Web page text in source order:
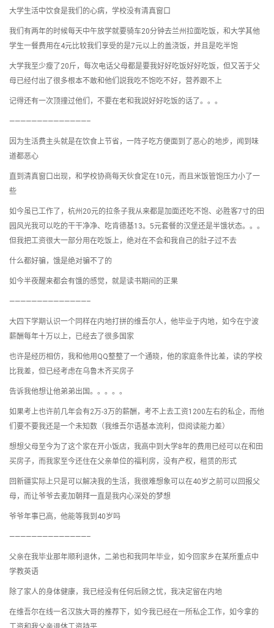
大学生活中饮食是我们的心病，学校没有清真窗口
我们有两年的时候每天中午放学就要骑车20分钟去兰州拉面吃饭，和大学其他
学生一餐费用在4元比较我们享受的是7元以上的盖浇饭，并且是吃半饱
大学我至少瘦了20斤，每次电话父母都是要我好好吃饭好好吃饭，但又苦于父
母已经付出了很多根本不敢和他们説我吃不饱吃不好，营养跟不上
记得还有一次顶撞过他们，不要在老和我説好好吃饭的话了。。。
——————————————–
因为生活费主头就是在饮食上节省，一阵子吃方便面到了恶心的地步，闻到味
道都恶心
直到清真窗口出现，和学校协商每天伙食定在10元，而且米饭管饱压力小了一
些
如今虽已工作了，杭州20元的拉条子我从来都是加面还吃不饱、必胜客7寸的田
园风光我可以吃的干干净净、吃肯德基13。5元套餐的汉堡还是半饿状态。。。
但我把工资很大一部分用在吃饭上，绝对在不会和我自己的肚子过不去
什么都好骗，饿是绝对骗不了的
如今半夜醒来都会有饿的感觉，就是读书期间的正果
——————————————–
大四下学期认识一个同样在内地打拼的维吾尔人，他毕业于内地，如今在宁波
薪酬每年十万以上，已经去了很多国家
也许是经历相仿，我和他用QQ整整了一个通晓，他的家庭条件比差，读的学校
比我差，但已经考虑在乌鲁木齐买房子
告诉我他想让他弟弟出国。。。。。
如果考上也许前几年会有2万-3万的薪酬，考不上去工资1200左右的私企，而他
们要不要我还是一个未知数（我维吾尔语基本流利，但阅读能力差）
想想父母至今为了这个家在开小饭店，我高中到大学8年的费用已经可以在和田
买房子，而我家至今还住在父亲单位的福利房，没有产权，租赁的形式
回新疆实际上只是可以解决我的生活，我很难想象可以在40岁之前可以回报父
母，而让爷爷去麦加朝拜一直是我内心深处的梦想
爷爷年事已高，他能等我到40岁吗
——————————————–
父亲在我毕业那年顺利退休，二弟也和我同年毕业，如今回家乡在某所重点中
学教英语
除了家人的身体健康，我已经没有任何后顾之忧，我决定留在内地
在维吾尔在线一名汉族大哥的推荐下，如今我已经在一所私企工作，如今拿的